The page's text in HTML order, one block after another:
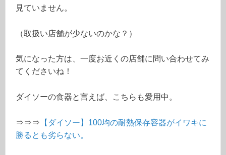
見ていません。
（取扱い店舗が少ないのかな？）
気になった方は、一度お近くの店舗に問い合わせてみ
てくださいね！
ダイソーの食器と言えば、こちらも愛用中。
⇒⇒⇒ 【ダイソー】100均の耐熱保存容器がイワキに
勝るとも劣らない。